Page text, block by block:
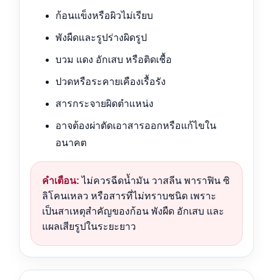
ก้อนแข็งหรือผิวไม่เรียบ
พังผืดและรูปร่างผิดรูป
บวม แดง อักเสบ หรือติดเชื้อ
ปวดหรือระคายเคืองเรื้อรัง
สารกระจายผิดตำแหน่ง
อาจต้องผ่าตัดเอาสารออกหรือแก้ไขใน
อนาคต
คำเตือน: ไม่ควรฉีดน้ำมัน วาสลีน พาราฟิน ซิ
ลิโคนเหลว หรือสารที่ไม่ทราบชนิด เพราะ
เป็นสาเหตุสำคัญของก้อน พังผืด อักเสบ และ
แผลเสียรูปในระยะยาว